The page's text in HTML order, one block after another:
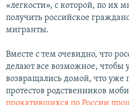
«легкости», с которой, по их
получить российское
мигранты.
Вместе с тем очевидно, что
делают все возможное, чтобы
возвращались домой, что уже
протестов родственников
прокатившихся по России